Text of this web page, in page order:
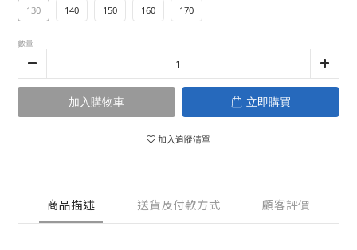
130 140 150 160 170
數量
加入購物車 立即購買
加入追蹤清單
商品描述 送貨及付款方式 顧客評價